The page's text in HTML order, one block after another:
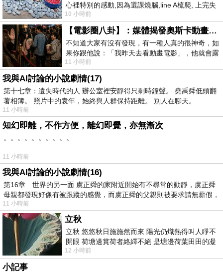
心裡特別的感動,因為選課燒腦,line A梳爬, 上完失
智課的她,特來傾
10 小時前
【電影圈八卦】：媒體揭發奧斯卡動畫項目投票醜聞！好萊塢為什麼看不起動畫電影？
不知道大家有沒有發現，有一種人真的很神奇，如
果你跟他說：「我昨天去看動畫電影」，他就會露
出一種慈祥的微笑，然後問你是不是陪小
11 小時前
我與AI討論的小說劇情(17)
第十七章：遺失時代的人 辦公室裡安靜得只剩時鐘聲。 堯禹舜低頭翻
著相簿。 照片中的袁年，始終與人群保持距離。 別人在聊天。
11 小時前
知幻即離，不作方便，離幻即覺，亦無漸次
。。。。。。。。。。
11 小時前
我與AI討論的小說劇情(16)
第16章 世界的另一面 虞正舜的家附近開始有不尋常的動靜，虞正舜
母親都發現好像有被跟蹤的感覺，而虞正舜的父親則被要求請無薪假，
11 小時前
立秋
立秋 悠悠秋日施施然而來 陽光仍熾熱得叫人睜不
開眼 荷塘邊賞荷者絡繹不絕 是塘邊荷葉田田的凝
望 風中飄逸的是映日荷花別樣紅
12 小時前
小記事